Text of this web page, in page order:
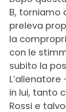
B, torniamo
preleva
la
con le
subito la
in lui, tanto
Rossi e